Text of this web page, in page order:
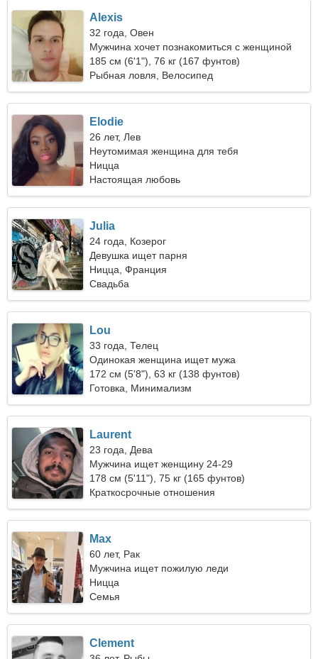
Alexis
32 года, Овен
Мужчина хочет познакомиться с женщиной
185 см (6'1"), 76 кг (167 фунтов)
Рыбная ловля, Велосипед
Elodie
26 лет, Лев
Неутомимая женщина для тебя
Ницца
Настоящая любовь
Julia
24 года, Козерог
Девушка ищет парня
Ницца, Франция
Свадьба
Lou
33 года, Телец
Одинокая женщина ищет мужа
172 см (5'8"), 63 кг (138 фунтов)
Готовка, Минимализм
Laurent
23 года, Дева
Мужчина ищет женщину 24-29
178 см (5'11"), 75 кг (165 фунтов)
Краткосрочные отношения
Max
60 лет, Рак
Мужчина ищет пожилую леди
Ницца
Семья
Clement